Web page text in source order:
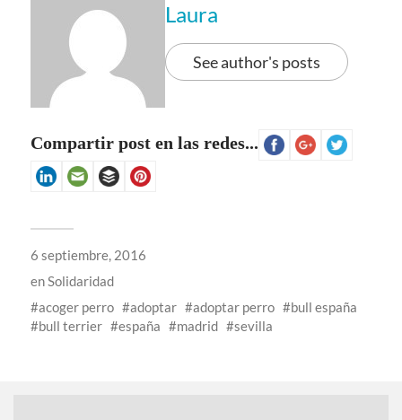
Laura
See author's posts
Compartir post en las redes...
6 septiembre, 2016
enSolidaridad
acoger perro
adoptar adoptar perro
bull españa
bull terrier
españa madrid sevilla